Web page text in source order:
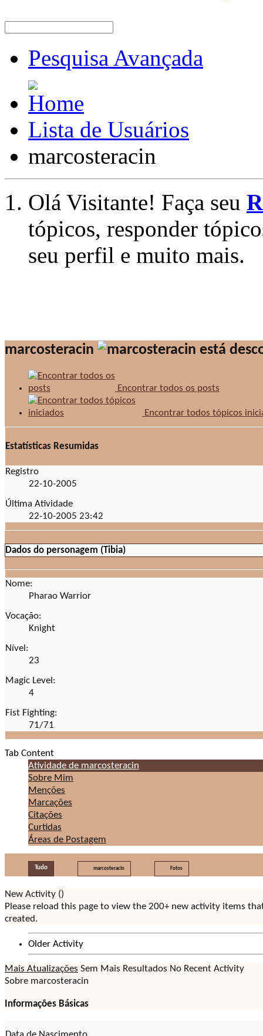
Pesquisa Avançada
Lista de Usuários
marcosteracin
Olá Visitante! Faça seu
tópicos, responder
seu perfil e muito mais.
marcosteracin
Encontrar todos os posts
Encontrar todos tópicos
Estatísticas Resumidas
Registro
22-10-2005
Última Atividade
22-10-2005 23:42
Dados do personagem (Tibia)
Nome:
Pharao Warrior
Vocação:
Knight
Nível:
23
Magic Level:
4
Fist Fighting:
71/71
Tab Content
Atividade de marcosteracin
Sobre Mim
Menções
Marcações
Citações
Curtidas
Áreas de Postagem
Tudo marcosteracin Fotos
New Activity ()
Please reload this page to view the 200+ new activity items
created.
Older Activity
Mais Atualizações Sem Mais Resultados No Recent Activity
Sobre marcosteracin
Informações Básicas